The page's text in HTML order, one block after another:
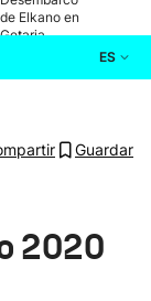
de Elkano en
Getaria
ES
Guardar
2020